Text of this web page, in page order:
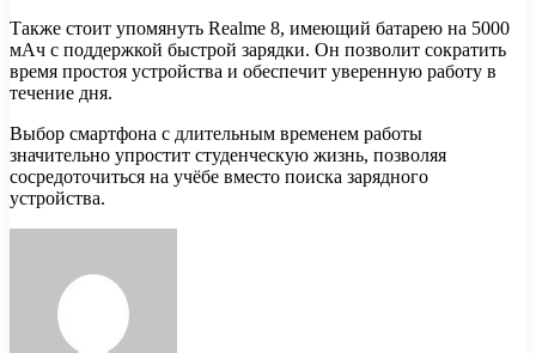
Также стоит упомянуть Realme 8, имеющий батарею на 5000
мАч с поддержкой быстрой зарядки. Он позволит сократить
время простоя устройства и обеспечит уверенную работу в
течение дня.
Выбор смартфона с длительным временем работы
значительно упростит студенческую жизнь, позволяя
сосредоточиться на учёбе вместо поиска зарядного
устройства.